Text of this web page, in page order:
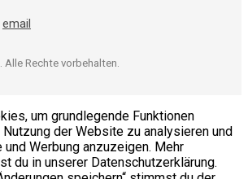
email
Rechte vorbehalten.
um grundlegende Funktionen
der Website zu analysieren und
Werbung anzuzeigen. Mehr
du in unserer Datenschutzerklärung.